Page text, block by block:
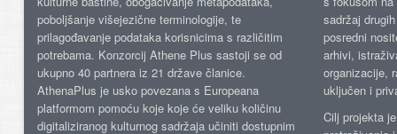
poboljšanje višejezične terminologije, te
prilagođavanje podataka korisnicima s različitim
potrebama. Konzorcij Athene Plus sastoji se od
ukupno 40 partnera iz 21 države članice.
AthenaPlus je usko povezana s Europeana
platformom pomoću koje koje će veliku količinu
digitaliziranog kulturnog sadržaja učiniti dostupnim
sadržaj
posredni
arhivi,
organizacije,
uključen i
Cilj projekta